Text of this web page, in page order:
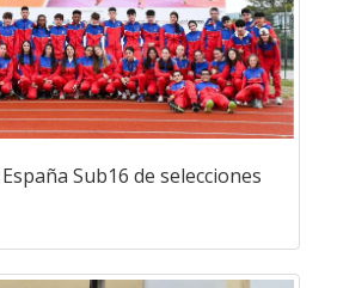
Sub16 de selecciones